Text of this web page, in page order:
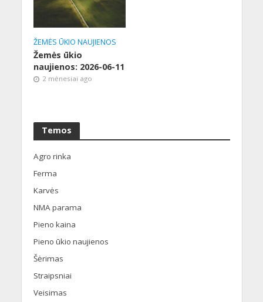
ŽEMĖS ŪKIO NAUJIENOS
Žemės ūkio
naujienos: 2026-06-11
2 mėnesiai ago
Temos
Agro rinka
Ferma
Karvės
NMA parama
Pieno kaina
Pieno ūkio naujienos
Šėrimas
Straipsniai
Veisimas